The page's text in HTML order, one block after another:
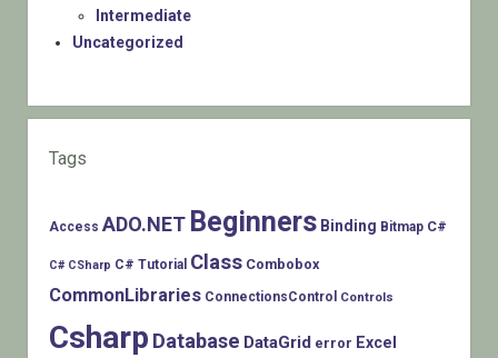
Intermediate
Uncategorized
Tags
Access ADO.NET Beginners Binding Bitmap C#
C# CSharp C# Tutorial Class Combobox
CommonLibraries ConnectionsControl Controls
Csharp Database DataGrid error Excel